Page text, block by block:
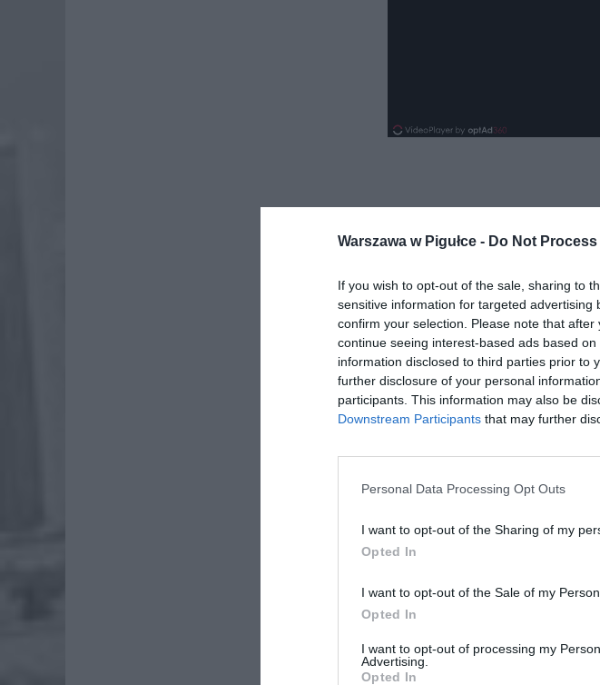
Warszawa w Pigułce - Do Not
If you wish to opt-out of the sale, sharing to
sensitive information for targeted
confirm your selection. Please note that
continue seeing interest-based ads based
information disclosed to third parties prior to
further disclosure of your personal
participants. This information may also be
Downstream Participants that may further
Personal Data Processing Opt Outs
I want to opt-out of the Sharing of my
Opted In
I want to opt-out of the Sale of my
Opted In
I want to opt-out of processing my
Advertising.
Opted In
Dodaj nas do preferowanych źródeł